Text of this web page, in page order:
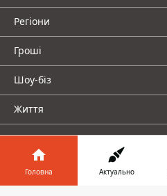
Регіони
Гроші
Шоу-біз
Життя
Про нас
Головна Актуально